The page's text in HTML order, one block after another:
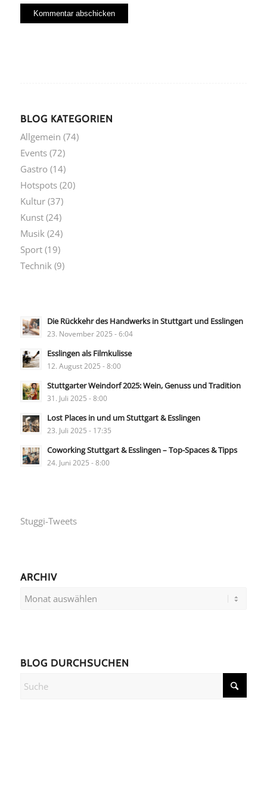
BLOG KATEGORIEN
Allgemein (74)
Events(72)
Gastro (14)
Hotspots(20)
Kultur(37)
Kunst(24)
Musik (24)
Sport(19)
Technik (9)
Die Rückkehr des Handwerks in Stuttgart und Esslingen
23. November 2025 - 6:04
Esslingen als Filmkulisse
12. August 2025 - 8:00
Stuttgarter Weindorf 2025: Wein, Genuss und Tradition
31. Juli 2025 - 8:00
Lost Places in und um Stuttgart & Esslingen
23. Juli 2025 - 17:35
Coworking Stuttgart & Esslingen – Top-Spaces & Tipps
24. Juni 2025 - 8:00
Stuggi-Tweets
ARCHIV
BLOG DURCHSUCHEN